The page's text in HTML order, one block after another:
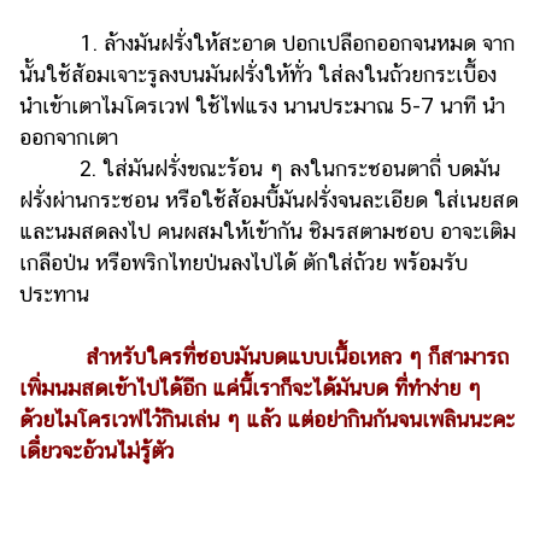
สูตร
ง่ายๆ
ช้อป
ปิ้ง
รถยนต์
และ
การ
ตกแต่ง
1. ล้างมันฝรั่งให้สะอาด ปอกเปลือกออกจนหมด จาก
นั้นใช้ส้อมเจาะรูลงบนมันฝรั่งให้ทั่ว ใส่ลงในถ้วยกระเบื้อง
นำเข้าเตาไมโครเวฟ ใช้ไฟแรง นานประมาณ 5-7 นาที นำ
ออกจากเตา
2. ใส่มันฝรั่งขณะร้อน ๆ ลงในกระชอนตาถี่ บดมัน
ฝรั่งผ่านกระชอน หรือใช้ส้อมบี้มันฝรั่งจนละเอียด ใส่เนยสด
และนมสดลงไป คนผสมให้เข้ากัน ชิมรสตามชอบ อาจะเติม
เกลือป่น หรือพริกไทยป่นลงไปได้ ตักใส่ถ้วย พร้อมรับ
ประทาน
สำหรับใครที่ชอบมันบดแบบเนื้อเหลว ๆ ก็สามารถ
เพิ่มนมสดเข้าไปได้อีก แค่นี้เราก็จะได้มันบด ที่ทำง่าย ๆ
ด้วยไมโครเวฟไว้กินเล่น ๆ แล้ว แต่อย่ากินกันจนเพลินนะคะ
เดี๋ยวจะอ้วนไม่รู้ตัว